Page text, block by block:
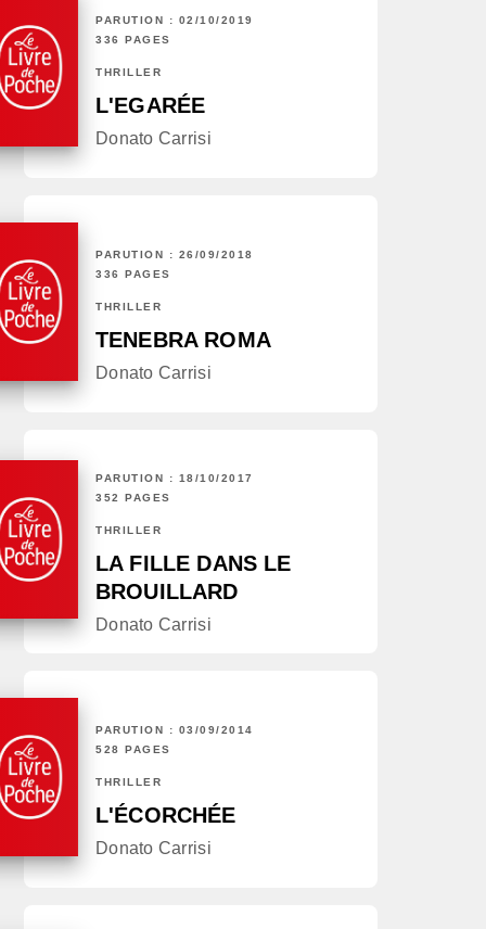
PARUTION : 02/10/2019
336 PAGES
THRILLER
L'EGARÉE
Donato Carrisi
PARUTION : 26/09/2018
336 PAGES
THRILLER
TENEBRA ROMA
Donato Carrisi
PARUTION : 18/10/2017
352 PAGES
THRILLER
LA FILLE DANS LE
BROUILLARD
Donato Carrisi
PARUTION : 03/09/2014
528 PAGES
THRILLER
L'ÉCORCHÉE
Donato Carrisi